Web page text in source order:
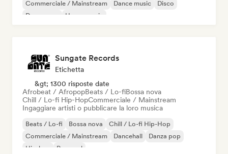
Commerciale / Mainstream
Dance music
Disco
Dream pop
House music
Sungate Records
Etichetta
&gt; 1300 risposte date
Afrobeat / AfropopBeats / Lo-fiBossa nova
Chill / Lo-fi Hip-HopCommerciale / Mainstream
Ingaggiare artisti o pubblicare la loro musica
Beats / Lo-fi Bossa nova
Chill / Lo-fi Hip-Hop
Commerciale / Mainstream
Dancehall
Danza pop
Hip-hop
Pop soul